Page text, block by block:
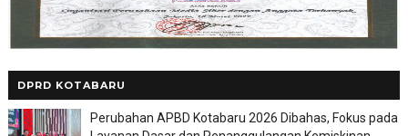
DPRD KOTABARU
Perubahan APBD Kotabaru 2026 Dibahas, Fokus pada